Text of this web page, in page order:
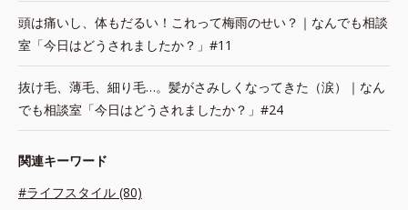
頭は痛いし、体もだるい！これって梅雨のせい？｜なんでも相談
室「今日はどうされましたか？」#11
抜け毛、薄毛、細り毛…。髪がさみしくなってきた（涙）｜なん
でも相談室「今日はどうされましたか？」#24
関連キーワード
#ライフスタイル (80)